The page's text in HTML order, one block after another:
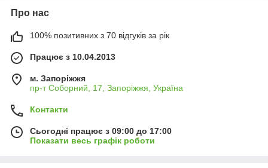
Про нас
100% позитивних з 70 відгуків за рік
Працює з 10.04.2013
м. Запоріжжя
пр-т Соборний, 17, Запоріжжя, Україна
Контакти
Сьогодні працює з 09:00 до 17:00
Показати весь графік роботи